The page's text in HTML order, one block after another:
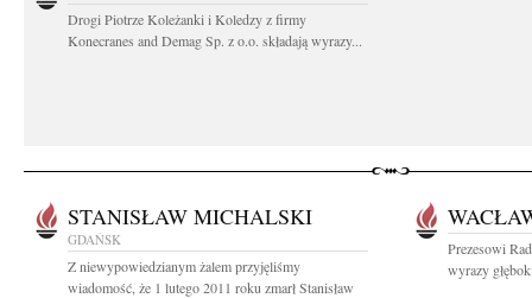
Drogi Piotrze Koleżanki i Koledzy z firmy
Konecranes and Demag Sp. z o.o. składają wyrazy...
STANISŁAW MICHALSKI
GDAŃSK
Z niewypowiedzianym żalem przyjęliśmy
wiadomość, że 1 lutego 2011 roku zmarł Stanisław
Prezesowi
wyrazy